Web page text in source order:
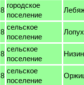
8
городское
поселение
8
сельское
поселение
8
сельское
поселение
8
сельское
поселение